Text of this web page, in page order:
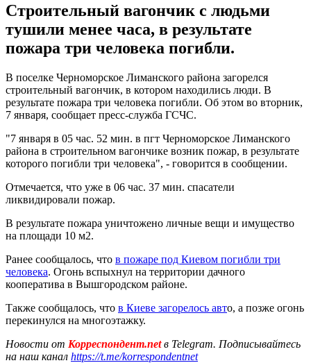
Строительный вагончик с людьми
тушили менее часа, в результате
пожара три человека погибли.
В поселке Черноморское Лиманского района загорелся
строительный вагончик, в котором находились люди. В
результате пожара три человека погибли. Об этом во вторник,
7 января, сообщает пресс-служба ГСЧС.
"7 января в 05 час. 52 мин. в пгт Черноморское Лиманского
района в строительном вагончике возник пожар, в результате
которого погибли три человека", - говорится в сообщении.
Отмечается, что уже в 06 час. 37 мин. спасатели
ликвидировали пожар.
В результате пожара уничтожено личные вещи и имущество
на площади 10 м2.
Ранее сообщалось, что в пожаре под Киевом погибли три
человека. Огонь вспыхнул на территории дачного
кооператива в Вышгородском районе.
Также сообщалось, что в Киеве загорелось авто, а позже огонь
перекинулся на многоэтажку.
Новости от Корреспондент.netв Telegram. Подписывайтесь
на наш канал https://t.me/korrespondentnet